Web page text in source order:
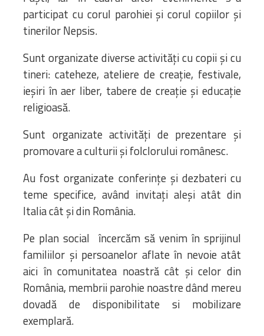
participat cu corul parohiei și corul copiilor și
tinerilor Nepsis.
Sunt organizate diverse activități cu copii și cu
tineri: cateheze, ateliere de creație, festivale,
ieșiri în aer liber, tabere de creație și educație
religioasă.
Sunt organizate activități de prezentare și
promovare a culturii și folclorului românesc.
Au fost organizate conferințe și dezbateri cu
teme specifice, având invitați aleși atât din
Italia cât și din România.
Pe plan social încercăm să venim în sprijinul
familiilor și persoanelor aflate în nevoie atât
aici în comunitatea noastră cât și celor din
România, membrii parohie noastre dând mereu
dovadă de disponibilitate si mobilizare
exemplară.